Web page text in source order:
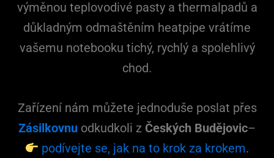
výměnou teplovodivé pasty a thermalpadů a
důkladným odmaštěním heatpipe vrátíme
vašemu notebooku tichý, rychlý a spolehlivý
chod.
Zařízení nám můžete jednoduše poslat přes
Zásilkovnu odkudkoli z Českých Budějovic–
podívejte se, jak na to krok za krokem.